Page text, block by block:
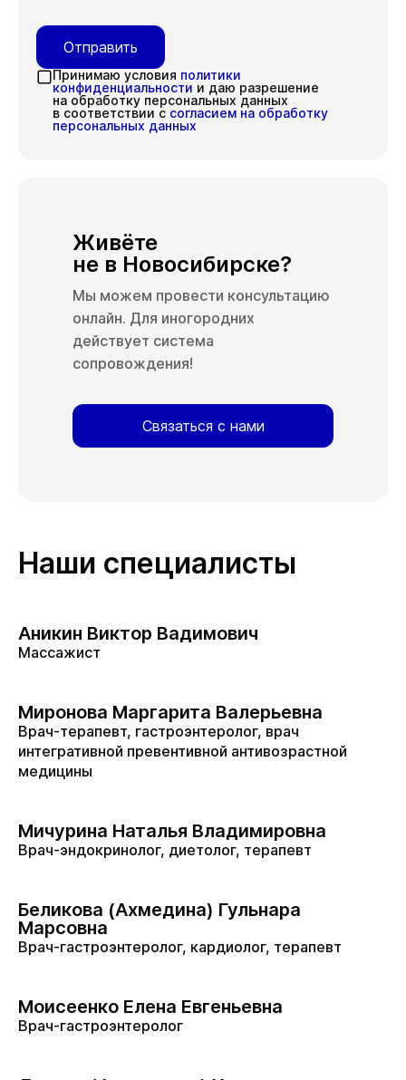
Принимаю условия политики
конфиденциальности и даю разрешение
на обработку персональных данных
в соответствии с согласием на обработку
персональных данных
Отправить
Живёте
не в Новосибирске?
Мы можем провести консультацию
онлайн. Для иногородних
действует система
сопровождения!
Связаться с нами
Наши специалисты
Аникин Виктор Вадимович
Массажист
Миронова Маргарита Валерьевна
Врач-терапевт, гастроэнтеролог, врач
интегративной превентивной антивозрастной
медицины
Мичурина Наталья Владимировна
Врач-эндокринолог, диетолог, терапевт
Беликова (Ахмедина) Гульнара
Марсовна
Врач-гастроэнтеролог, кардиолог, терапевт
Моисеенко Елена Евгеньевна
Врач-гастроэнтеролог